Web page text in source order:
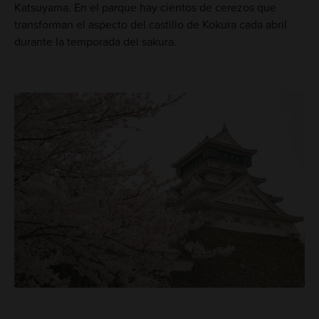
Katsuyama. En el parque hay cientos de cerezos que
transforman el aspecto del castillo de Kokura cada abril
durante la temporada del sakura.